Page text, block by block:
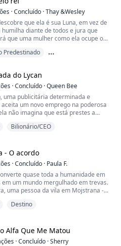
·Concluído ·Thay &Wesley
que ela é sua Luna, em vez de
humilha diante de todos e jura que
que uma mulher como ela ocupe o
casa, ela acredita que seu destino está
a noite em que decide salvar um
...
Predestinado
do Lycan
·Concluído ·Queen Bee
uma publicitária determinada e
um novo emprego na poderosa
não imagina que está prestes a
por um passado que o ensinou a
Agora, ela é sua Predestinada,
contra isso com todas as...
Bilionário/CEO
- O acordo
·Concluído · Paula F.
quase toda a humanidade em
um mundo mergulhado em trevas.
uma pessoa da vila em Mojstrana -
se estabeleceram com seu
de entregar uma pesso...
Destino
Alfa Que Me Matou
·Concluído ·Sherry